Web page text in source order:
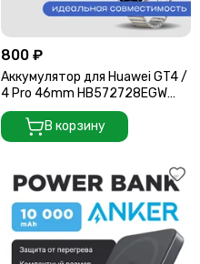
800 ₽
Аккумулятор для Huawei GT4 /
4 Pro 46mm HB572728EGW
530 mAh
В корзину